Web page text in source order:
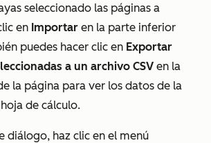
seleccionado las páginas a
en Importar en la parte inferior
puedes hacer clic en Exportar
a un archivo CSV en la
la página para ver los datos de la
de cálculo.
diálogo, haz clic en el menú